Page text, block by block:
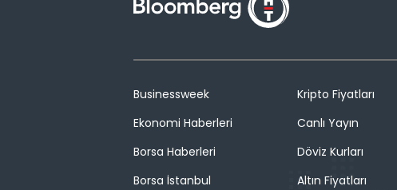
Businessweek
Ekonomi Haberleri
Borsa Haberleri
Borsa İstanbul
Kripto Fiyatları
Canlı Yayın
Döviz Kurları
Altın Fiyatları